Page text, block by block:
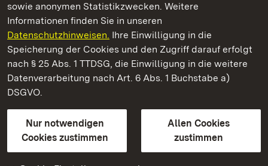
sowie anonymen Statistikzwecken. Weitere
Informationen finden Sie in unseren
Datenschutzhinweisen. Ihre Einwilligung in die
Speicherung der Cookies und den Zugriff darauf erfolgt
nach § 25 Abs. 1 TTDSG, die Einwilligung in die weitere
Datenverarbeitung nach Art. 6 Abs. 1 Buchstabe a)
DSGVO.
Nur notwendigen
Cookies zustimmen
Allen Cookies
zustimmen
Schloss Solitude
Staatliche Schlösser und Gärten Baden-Württemberg
Kontakt
GebärdenspracheLeichte Sprache
Erklärung zur Barrierefreiheit
BITV-konform (geprüfte Seiten)